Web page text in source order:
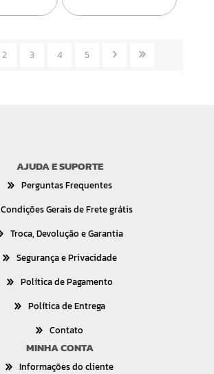
2 3 4 5
AJUDA E SUPORTE
Perguntas Frequentes
Condições Gerais de Frete grátis
Troca, Devolução e Garantia
Segurança e Privacidade
Política de Pagamento
Política de Entrega
Contato
MINHA CONTA
Informações do cliente